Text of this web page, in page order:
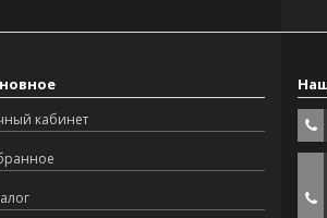
кабинет